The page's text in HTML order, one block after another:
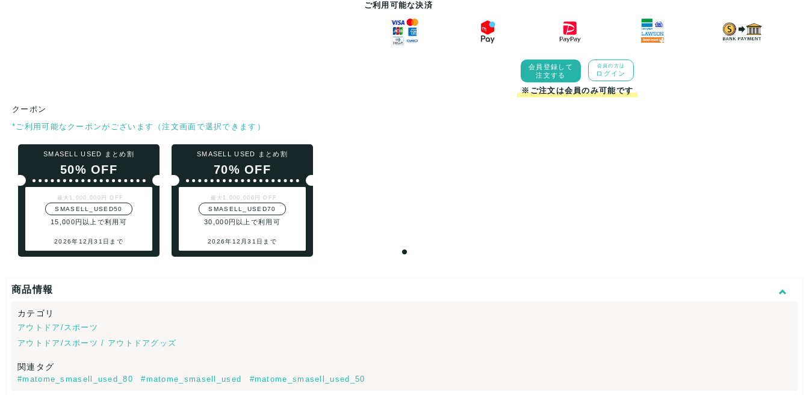
ご利用可能な決済
会員登録して
注文する
会員の方は
ログイン
※ご注文は会員のみ可能です
クーポン
*ご利用可能なクーポンがございます（注文画面で選択できます）
SMASELL USED まとめ割
50% OFF
最大1,000,000円 OFF
SMASELL_USED50
15,000円以上で利用可
2026年12月31日まで
SMASELL USED まとめ割
70% OFF
最大1,000,000円 OFF
SMASELL_USED70
30,000円以上で利用可
2026年12月31日まで
商品情報
カテゴリ
アウトドア/スポーツ
アウトドア/スポーツ / アウトドアグッズ
関連タグ
#matome_smasell_used_80 #matome_smasell_used #matome_smasell_used_50